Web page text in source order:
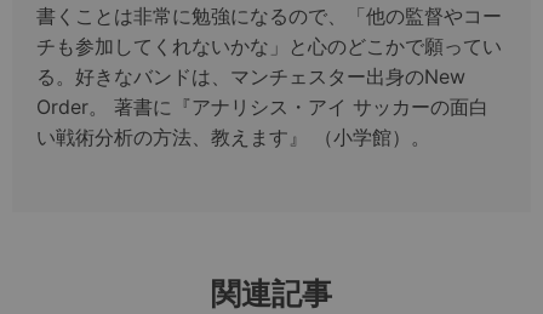
書くことは非常に勉強になるので、「他の監督やコー
チも参加してくれないかな」と心のどこかで願ってい
る。好きなバンドは、マンチェスター出身のNew
Order。 著書に『アナリシス・アイ サッカーの面白
い戦術分析の方法、教えます』 （小学館）。
関連記事